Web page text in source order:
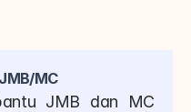
MC
JMB dan MC